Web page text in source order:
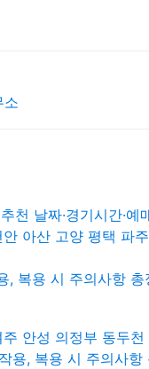
천 날짜·경기시간·예
아산 고양 평택 파
, 복용 시 주의사항 총
안성 의정부 동두
용, 복용 시 주의사항